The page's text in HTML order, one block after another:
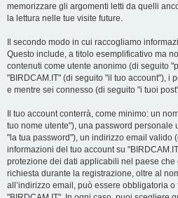
memorizzare gli argomenti letti da quelli
la lettura nelle tue visite future.
Il secondo modo in cui raccogliamo
Questo include, a titolo esemplificativo ma
contenuti come utente anonimo (di seguito
"BIRDCAM.IT" (di seguito "il tuo account"), i
e mentre sei connesso (di seguito "i tuoi
Il tuo account conterrà, come minimo: un
tuo nome utente"), una password personale
"la tua password"), un indirizzo email valido
informazioni del tuo account su
protezione dei dati applicabili nel paese
richiesta durante la registrazione, oltre al
all’indirizzo email, può essere obbligatoria